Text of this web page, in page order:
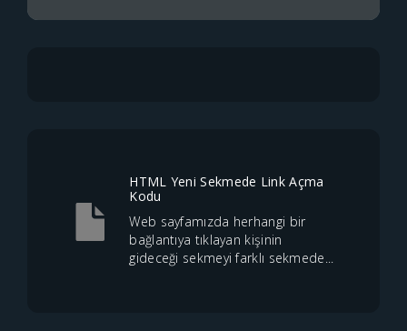
HTML Yeni Sekmede Link Açma
Kodu
Web sayfamızda herhangi bir
bağlantıya tıklayan kişinin
gideceği sekmeyi farklı sekmede...